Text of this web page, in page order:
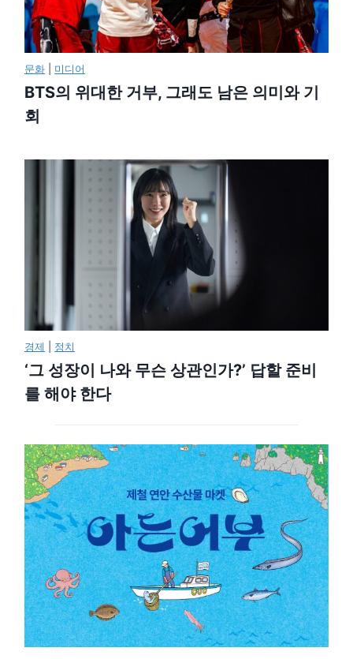
문화 미디어
BTS의 위대한 거부, 그래도 남은 의미와 기
회
경제 정치
‘그 성장이 나와 무슨 상관인가?’ 답할 준비
를 해야 한다